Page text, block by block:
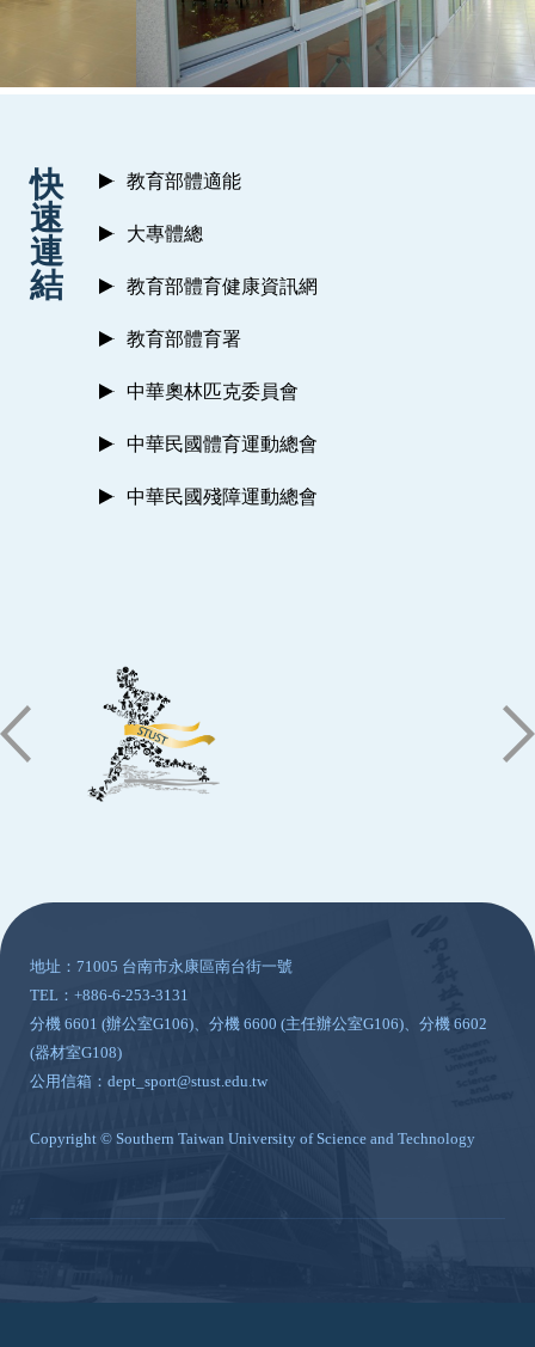
快
速
連
結
教育部體適能
大專體總
教育部體育健康資訊網
教育部體育署
中華奧林匹克委員會
中華民國體育運動總會
中華民國殘障運動總會
地址：71005 台南市永康區南台街一號
TEL：+886-6-253-3131
分機 6601 (辦公室G106)、分機 6600 (主任辦公室G106)、分機 6602
(器材室G108)
公用信箱：dept_sport@stust.edu.tw
Copyright © Southern Taiwan University of Science and Technology